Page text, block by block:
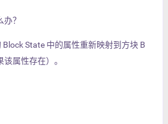
？
State 中的属性重新映射到方块 B
属性存在）。